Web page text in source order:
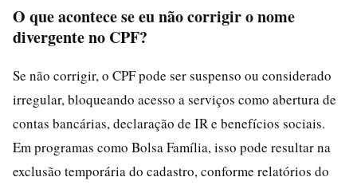
O que acontece se eu não corrigir o nome
divergente no CPF?
Se não corrigir, o CPF pode ser suspenso ou considerado
irregular, bloqueando acesso a serviços como abertura de
contas bancárias, declaração de IR e benefícios sociais.
Em programas como Bolsa Família, isso pode resultar na
exclusão temporária do cadastro, conforme relatórios do